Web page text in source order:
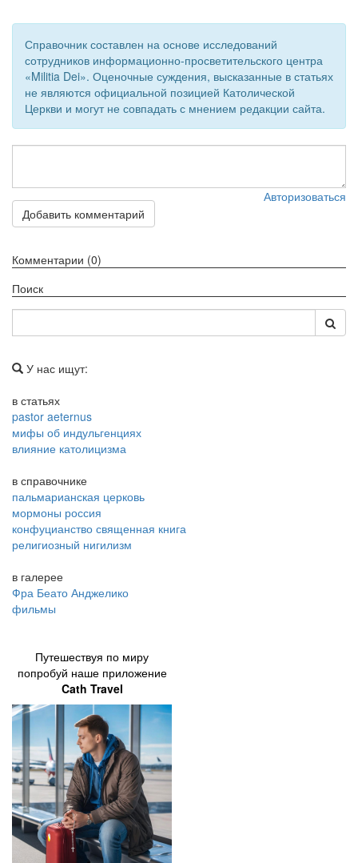
Справочник составлен на основе исследований
сотрудников информационно-просветительского центра
«Militia Dei». Оценочные суждения, высказанные в статьях
не являются официальной позицией Католической
Церкви и могут не совпадать с мнением редакции сайта.
Авторизоваться
Добавить комментарий
Комментарии (0)
Поиск
У нас ищут:
в статьях
pastor aeternus
мифы об индульгенциях
влияние католицизма
в справочнике
пальмарианская церковь
мормоны россия
конфуцианство священная книга
религиозный нигилизм
в галерее
Фра Беато Анджелико
фильмы
Путешествуя по миру
попробуй наше приложение
Cath Travel